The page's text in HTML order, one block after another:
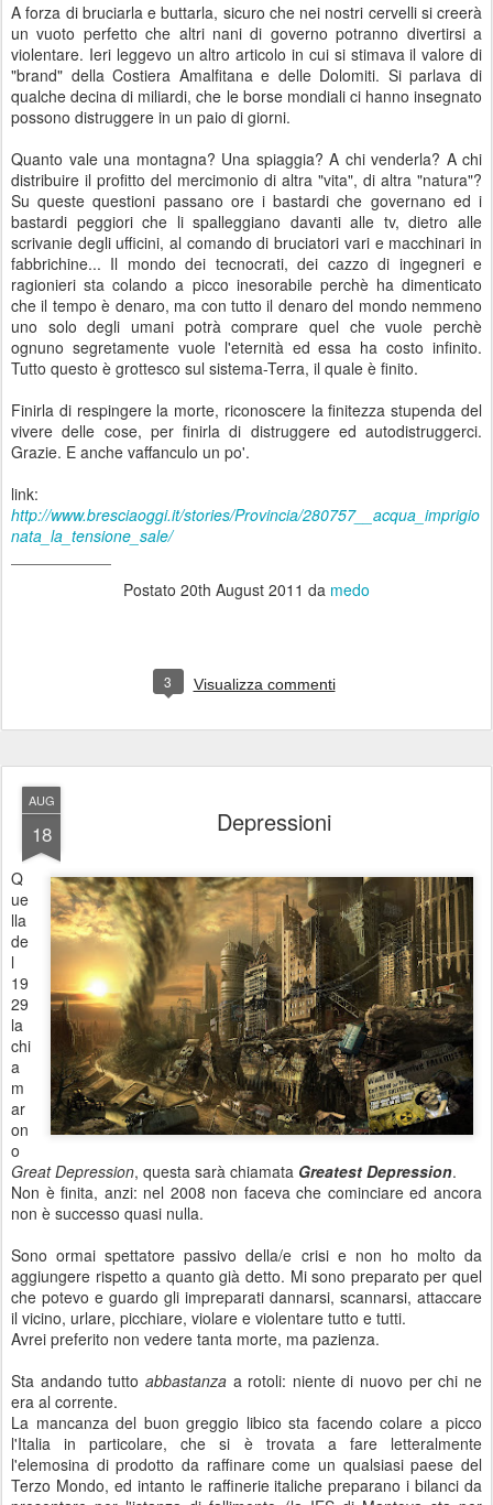
A forza di bruciarla e buttarla, sicuro che nei nostri cervelli si creerà
un vuoto perfetto che altri nani di governo potranno divertirsi a
violentare. Ieri leggevo un altro articolo in cui si stimava il valore di
"brand" della Costiera Amalfitana e delle Dolomiti. Si parlava di
qualche decina di miliardi, che le borse mondiali ci hanno insegnato
possono distruggere in un paio di giorni.
Quanto vale una montagna? Una spiaggia? A chi venderla? A chi
distribuire il profitto del mercimonio di altra "vita", di altra "natura"?
Su queste questioni passano ore i bastardi che governano ed i
bastardi peggiori che li spalleggiano davanti alle tv, dietro alle
scrivanie degli ufficini, al comando di bruciatori vari e macchinari in
fabbrichine... Il mondo dei tecnocrati, dei cazzo di ingegneri e
ragionieri sta colando a picco inesorabile perchè ha dimenticato
che il tempo è denaro, ma con tutto il denaro del mondo nemmeno
uno solo degli umani potrà comprare quel che vuole perchè
ognuno segretamente vuole l'eternità ed essa ha costo infinito.
Tutto questo è grottesco sul sistema-Terra, il quale è finito.
Finirla di respingere la morte, riconoscere la finitezza stupenda del
vivere delle cose, per finirla di distruggere ed autodistruggerci.
Grazie. E anche vaffanculo un po'.
link:
http://www.bresciaoggi.it/stories/Provincia/280757__acqua_imprigio
nata_la_tensione_sale/
Postato 20th August 2011 da medo
3 Visualizza commenti
AUG
18 Depressioni
Q
ue
lla
de
l
19
29
la
chi
a
m
ar
on
o
Great Depression, questa sarà chiamata Greatest Depression.
Non è finita, anzi: nel 2008 non faceva che cominciare ed ancora
non è successo quasi nulla.
Sono ormai spettatore passivo della/e crisi e non ho molto da
aggiungere rispetto a quanto già detto. Mi sono preparato per quel
che potevo e guardo gli impreparati dannarsi, scannarsi, attaccare
il vicino, urlare, picchiare, violare e violentare tutto e tutti.
Avrei preferito non vedere tanta morte, ma pazienza.
Sta andando tutto abbastanzaa rotoli: niente di nuovo per chi ne
era al corrente.
La mancanza del buon greggio libico sta facendo colare a picco
l'Italia in particolare, che si è trovata a fare letteralmente
l'elemosina di prodotto da raffinare come un qualsiasi paese del
Terzo Mondo, ed intanto le raffinerie italiche preparano i bilanci da